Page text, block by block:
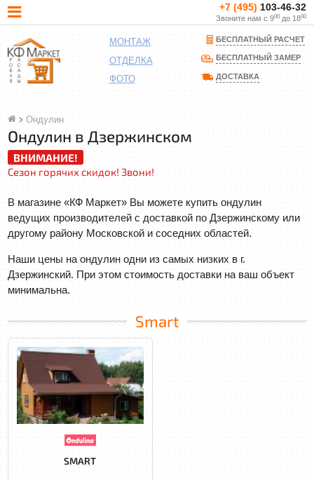
+7 (495) 103-46-32
Звоните нам с 900до 1800
МОНТАЖ
ОТДЕЛКА
ФОТО
БЕСПЛАТНЫЙ РАСЧЕТ
БЕСПЛАТНЫЙ ЗАМЕР
ДОСТАВКА
Ондулин
Ондулин в Дзержинском
ВНИМАНИЕ!
Сезон горячих скидок! Звони!
В магазине «КФ Маркет» Вы можете купить ондулин
ведущих производителей с доставкой по Дзержинскому или
другому району Московской и соседних областей.
Наши цены на ондулин одни из самых низких в г.
Дзержинский. При этом стоимость доставки на ваш объект
минимальна.
Smart
SMART